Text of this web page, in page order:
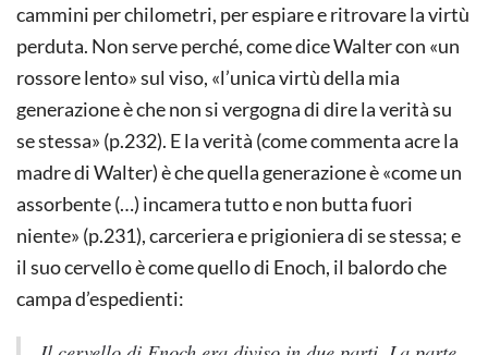
cammini per chilometri, per espiare e ritrovare la virtù
perduta. Non serve perché, come dice Walter con «un
rossore lento» sul viso, «l’unica virtù della mia
generazione è che non si vergogna di dire la verità su
se stessa» (p.232). E la verità (come commenta acre la
madre di Walter) è che quella generazione è «come un
assorbente (…) incamera tutto e non butta fuori
niente» (p.231), carceriera e prigioniera di se stessa; e
il suo cervello è come quello di Enoch, il balordo che
campa d’espedienti: